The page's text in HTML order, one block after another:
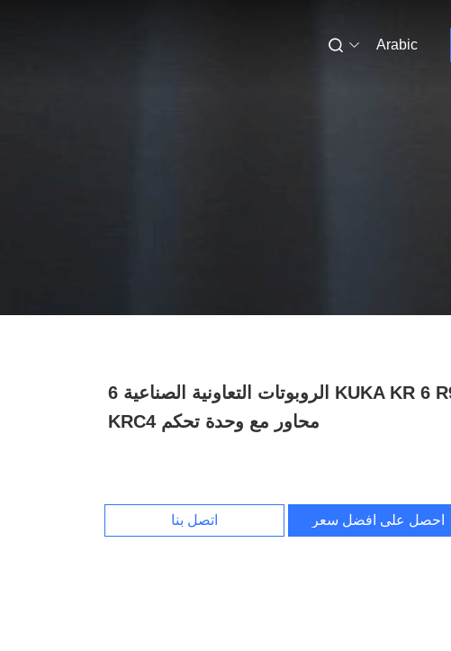
Arabic
KUKA KR 6 R900 الروبوتات التعاونية الصناعية 6
محاور مع وحدة تحكم KRC4
احصل على افضل سعر اتصل بنا